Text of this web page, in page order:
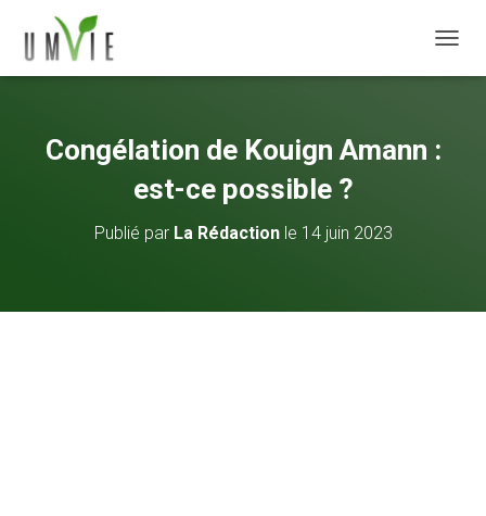
Congélation de Kouign Amann :
est-ce possible ?
Publié par La Rédactionle 14 juin 2023